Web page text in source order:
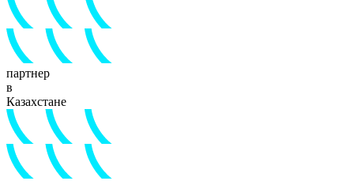
партнер
в
Казахстане